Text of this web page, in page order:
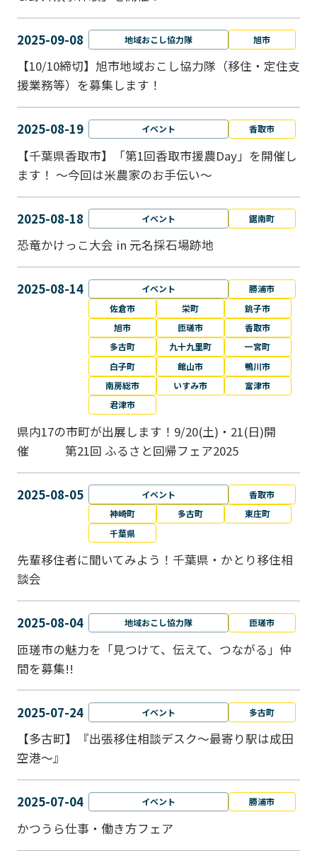
2025-09-08 地域おこし協力隊 旭市
【10/10締切】旭市地域おこし協力隊（移住・定住支
援業務等）を募集します！
2025-08-19 イベント 香取市
【千葉県香取市】「第1回香取市援農Day」を開催し
ます！ ～今回は米農家のお手伝い～
2025-08-18 イベント 鋸南町
恐竜かけっこ大会 in 元名採石場跡地
2025-08-14 イベント
勝浦市
佐倉市
栄町
銚子市
旭市
匝瑳市
香取市
多古町
九十九里町
一宮町
白子町
館山市
鴨川市
南房総市
いすみ市
富津市
君津市
県内17の市町が出展します！9/20(土)・21(日)開
催 第21回 ふるさと回帰フェア2025
2025-08-05 イベント
香取市
神崎町
多古町
東庄町
千葉県
先輩移住者に聞いてみよう！千葉県・かとり移住相
談会
2025-08-04 地域おこし協力隊 匝瑳市
匝瑳市の魅力を「見つけて、伝えて、つながる」仲
間を募集!!
2025-07-24 イベント 多古町
【多古町】『出張移住相談デスク～最寄り駅は成田
空港～』
2025-07-04 イベント 勝浦市
かつうら仕事・働き方フェア